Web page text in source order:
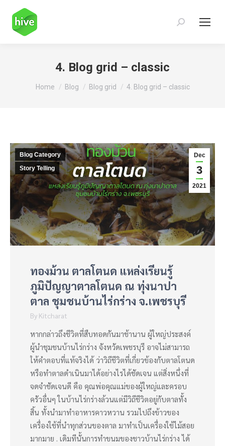
Search:
4. Blog grid – classic
You are here:
Home Blog Blog grid 4. Blog grid – classic
Dec
3
2021
Blog Category
Story Telling
ทองม้วน ตาลโตนด แหล่งเรียนรู้
ภูมิปัญญาตาลโตนด ณ ทุ่งนาปา
ตาล ชุมชนบ้านไร่กร่าง จ.เพชรบุรี
By Kitcharat
หากกล่าวถึงชีวิตที่สืบทอดกันมาช้านาน ผู้ใหญ่ประสงค์
ผู้นำชุมชนบ้านไร่กร่าง จังหวัดเพชรบุรี อาจไม่สามารถ
ให้คำตอบที่แท้จริงได้ ว่าวิถีชีวิตที่เกี่ยวข้องกับตาลโตนด
หรือทำตาลดำเนินมาได้อย่างไรได้ชัดเจน แต่สิ่งหนึ่งที่
จดจำชัดเจนดี คือ คุณพ่อคุณแม่ของผู้ใหญ่และครอบ
ครัวอื่นๆ ในบ้านไร่กร่างล้วนแต่มีวิถีชีวิตอยู่กับตาลทั้ง
สิ้น ทั้งนำมาทำอาหารคาวหวาน รวมไปถึงข้าวของ
เครื่องใช้ที่นำทุกส่วนของตาล มาทำเป็นเครื่องใช้ไม้สอย
มากมาย . เดิมทีนั้นการทำขนมของชาวบ้านไร่กร่าง ได้